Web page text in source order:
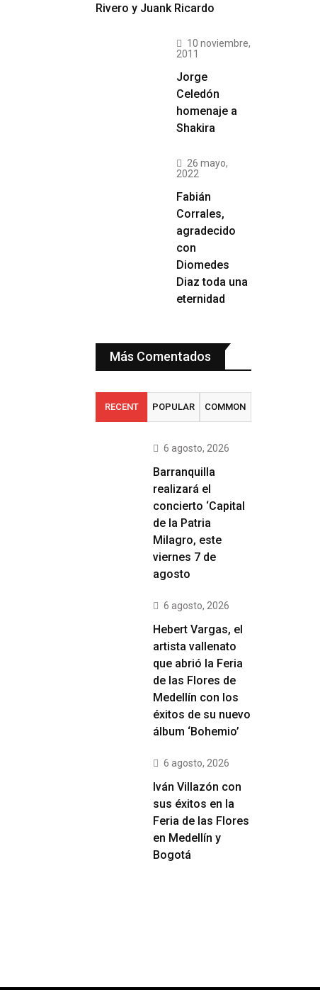
Rivero y Juank Ricardo
10 noviembre,
2011
Jorge
Celedón
homenaje a
Shakira
26 mayo,
2022
Fabián
Corrales,
agradecido
con
Diomedes
Diaz toda una
eternidad
Más Comentados
RECENT POPULAR COMMON
6 agosto, 2026
Barranquilla
realizará el
concierto ‘Capital
de la Patria
Milagro, este
viernes 7 de
agosto
6 agosto, 2026
Hebert Vargas, el
artista vallenato
que abrió la Feria
de las Flores de
Medellín con los
éxitos de su nuevo
álbum ‘Bohemio’
6 agosto, 2026
Iván Villazón con
sus éxitos en la
Feria de las Flores
en Medellín y
Bogotá